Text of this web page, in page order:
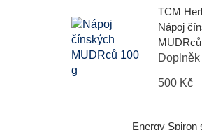
TCM
Nápoj
Doplněk
500 Kč
Energy Spiron